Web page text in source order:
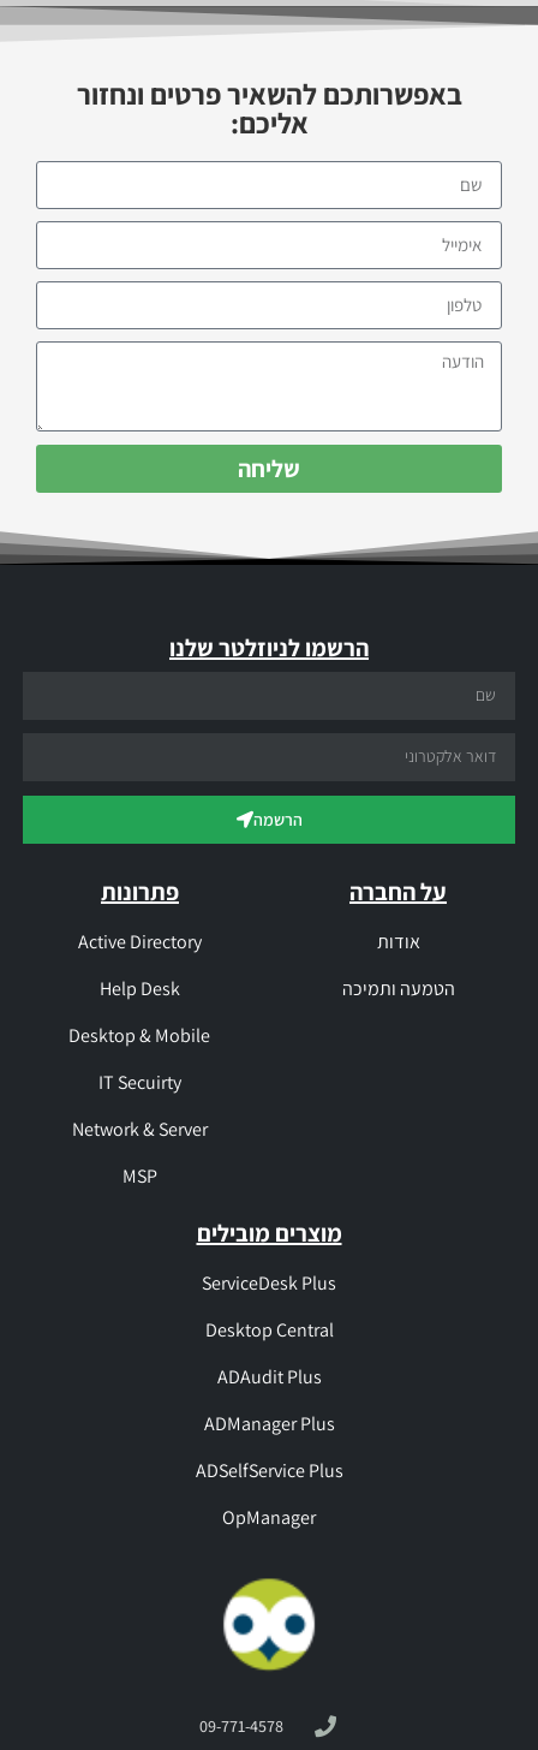
באפשרותכם להשאיר פרטים ונחזור
אליכם:
שליחה
09-771-4578
מוצרים מובילים
ServiceDesk Plus
Desktop Central
ADAudit Plus
ADManager Plus
ADSelfService Plus
OpManager
פתרונות
Active Directory
Help Desk
Desktop & Mobile
IT Secuirty
Network & Server
MSP
על החברה
אודות
הטמעה ותמיכה
הרשמו לניוזלטר שלנו
הרשמה